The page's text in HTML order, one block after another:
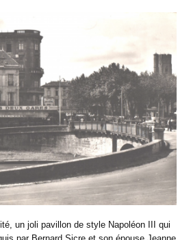
un joli pavillon de style Napoléon III qui